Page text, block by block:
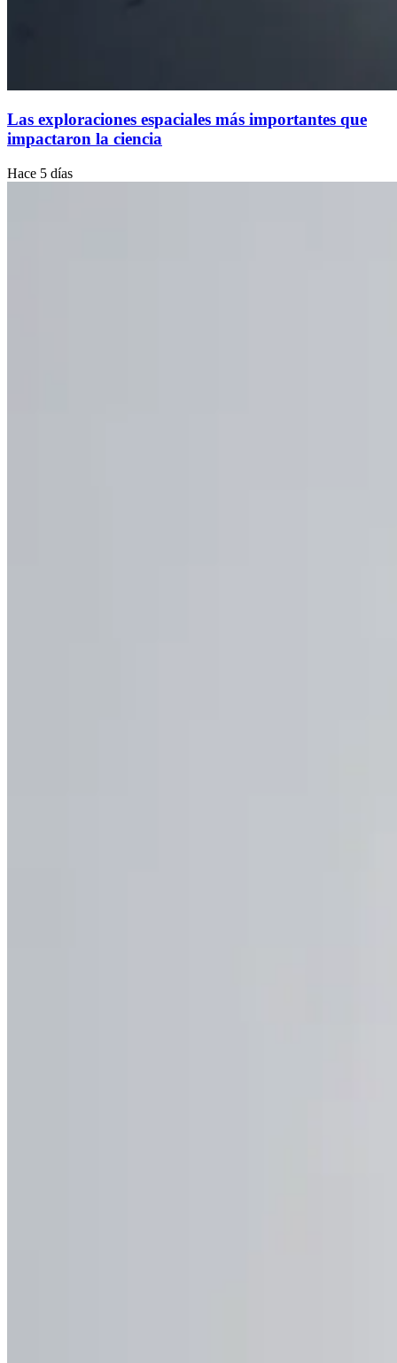
Las exploraciones espaciales más importantes que
impactaron la ciencia
Hace 5 días